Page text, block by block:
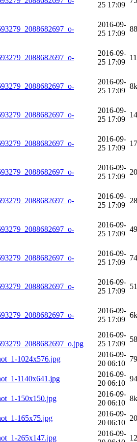
25 17:09
2016-09-
25 17:09
2016-09-
25 17:09
2016-09-
25 17:09
8k
2016-09-
25 17:09
2016-09-
25 17:09
2016-09-
25 17:09
2016-09-
25 17:09
2016-09-
25 17:09
2016-09-
25 17:09
2016-09-
25 17:09
2016-09-
25 17:09
6k
2016-09-
25 17:09
1024x576.jpg
2016-09-
20 06:10
1140x641.jpg
2016-09-
20 06:10
150x150.jpg
2016-09-
20 06:10
8k
165x75.jpg
2016-09-
20 06:10
265x147.jpg
2016-09-